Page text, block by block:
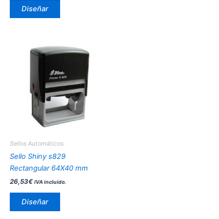
Diseñar
Sellos Automáticos
Sello Shiny s829
Rectangular 64X40 mm
26,53€ IVA incluido.
Diseñar
Este
producto
múltiples
variantes.
Las
opciones
se
en
página